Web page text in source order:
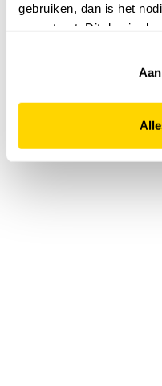
gebruiken, dan is het
accepteert. Dit doe je
website niet optimaal